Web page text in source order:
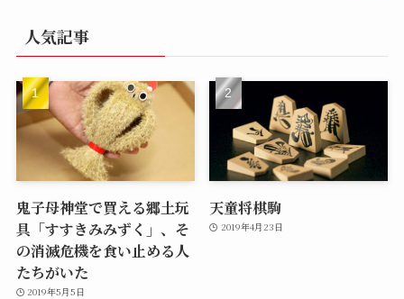
人気記事
鬼子母神堂で買える郷土玩
具「すすきみみずく」、そ
の消滅危機を食い止める人
たちがいた
2019年5月5日
天童将棋駒
2019年4月23日